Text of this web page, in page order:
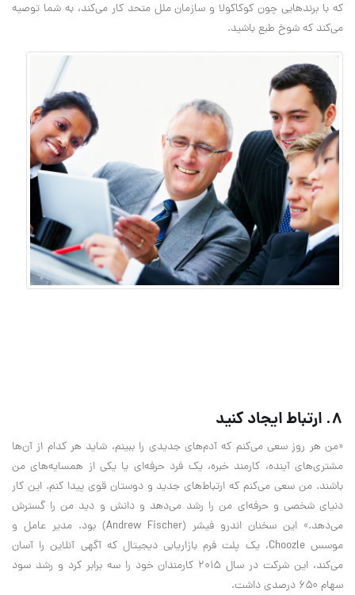
که با برند‌هایی چون کوکاکولا و سازمان ملل متحد کار می‌کند، به شما توصیه
می‌کند که شوخ طبع باشید.
۸. ارتباط ایجاد کنید
«من هر روز سعی می‌کنم که آدم‌های جدیدی را ببینم، شاید هر کدام از آن‌ها
مشتری‌های آینده، کارمند خبره، یک فرد حرفه‌ای یا یکی از همسایه‌های من
باشند. من سعی می‌کنم که ارتباط‌های جدید و دوستان قوی پیدا کنم. این کار
دنیای شخصی و حرفه‌ای من را رشد می‌دهد و دانش و دید من را گسترش
می‌دهد.» این سخنان اندرو فیشر (Andrew Fischer) بود. مدیر عامل و
موسس Choozle، یک پلت فرم بازاریابی دیجیتال که آگهی آنلاین را آسان
می‌کند، این شرکت در سال ۲۰۱۵ کارمندان خود را سه برابر کرد و رشد سود
سهام ۶۵۰ درصدی داشت.